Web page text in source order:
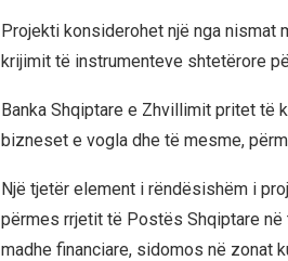
Projekti konsiderohet një nga
krijimit të instrumenteve shtetërore
Banka Shqiptare e Zhvillimit pritet të
bizneset e vogla dhe të mesme,
Një tjetër element i rëndësishëm i
përmes rrjetit të Postës Shqiptare
madhe financiare, sidomos në zonat